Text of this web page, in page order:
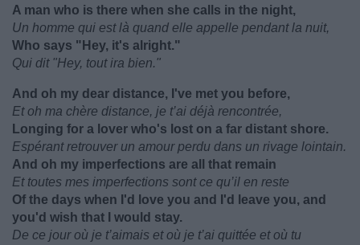
A man who is there when she calls in the night,
Un homme qui est là quand elle appelle pendant la nuit,
Who says "Hey, it's alright."
Qui dit "Hey, tout ira bien."
And oh my dear distance, I've met you before,
Et oh ma chère distance, je t’ai déjà rencontrée,
Longing for a lover who's lost on a far distant shore.
Espérant retrouver un amour perdu dans un rivage lointain.
And oh my imperfections are all that remain
Et toutes mes imperfections sont ce qu’il en reste
Of the days when I'd love you and I'd leave you, and
you'd wish that I would stay.
De ce jour où je t’aimais et où je t’ai quittée et où tu